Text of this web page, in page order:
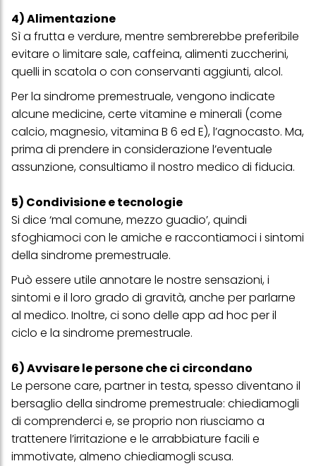
4) Alimentazione
Sì a frutta e verdure, mentre sembrerebbe preferibile
evitare o limitare sale, caffeina, alimenti zuccherini,
quelli in scatola o con conservanti aggiunti, alcol.
Per la sindrome premestruale, vengono indicate
alcune medicine, certe vitamine e minerali (come
calcio, magnesio, vitamina B 6 ed E), l’agnocasto. Ma,
prima di prendere in considerazione l’eventuale
assunzione, consultiamo il nostro medico di fiducia.
5) Condivisione e tecnologie
Si dice ‘mal comune, mezzo guadio’, quindi
sfoghiamoci con le amiche e raccontiamoci i sintomi
della sindrome premestruale.
Può essere utile annotare le nostre sensazioni, i
sintomi e il loro grado di gravità, anche per parlarne
al medico. Inoltre, ci sono delle app ad hoc per il
ciclo e la sindrome premestruale.
6) Avvisare le persone che ci circondano
Le persone care, partner in testa, spesso diventano il
bersaglio della sindrome premestruale: chiediamogli
di comprenderci e, se proprio non riusciamo a
trattenere l’irritazione e le arrabbiature facili e
immotivate, almeno chiediamogli scusa.
nella nostra Informativa sulla protezione dei dati collegata nel piè
di pagina (Sezione "Cookie, Pixel, Impronte digitali e tecnologie
simili"). Puoi revocare il tuo consenso in qualsiasi momento con
effetto per il futuro disabilitando i cookie sul nostro sito web nella
ulteriori informazioni sui cookie utilizzati su questo sito Web, in
particolare sul loro periodo di conservazione, consultare le
informazioni dettagliate su ciascun cookie disponibili facendo
clic su "modifica" di seguito".
Se fai clic su "Modifica" potrai trovare maggiori informazioni sul
trattamento dei tuoi dati / sull'uso dei cookie e consentirli per uno o
acconsenti all'uso dei cookie e al trattamento dei tuoi dati
personali per tutte le finalità sopra indicate. Se fai clic su "Rifiuta",
verranno utilizzati solo i cookie tecnicamente necessari per fornirti
questo sito web.